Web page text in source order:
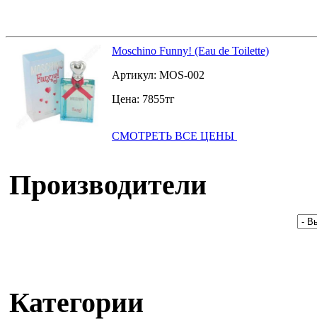
Moschino Funny! (Eau de Toilette)
Артикул: MOS-002
Цена: 7855тг
СМОТРЕТЬ ВСЕ ЦЕНЫ
Производители
Категории